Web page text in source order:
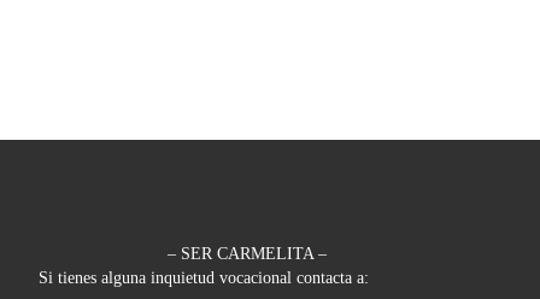
– SER CARMELITA –
Si tienes alguna inquietud vocacional contacta a: